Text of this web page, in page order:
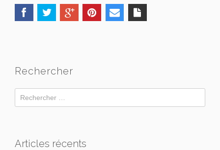
Rechercher
Articles récents